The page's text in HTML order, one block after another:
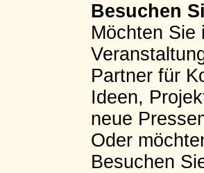
Besuchen
Möchten Sie
Partner für
Ideen,
neue
Oder
Besuchen